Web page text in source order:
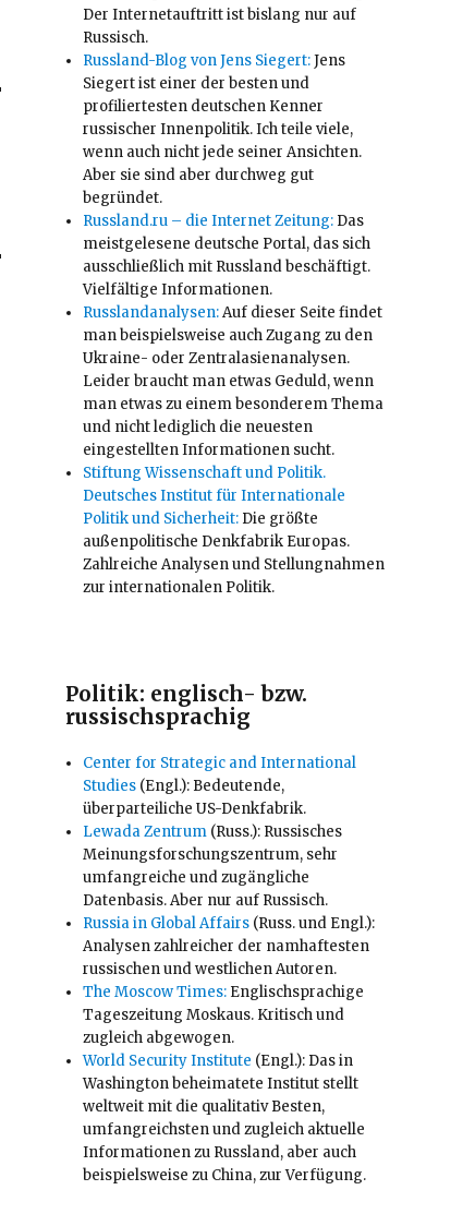
Der Internetauftritt ist bislang nur auf
Russisch.
Russland-Blog von Jens Siegert:Jens
Siegert ist einer der besten und
profiliertesten deutschen Kenner
russischer Innenpolitik. Ich teile viele,
wenn auch nicht jede seiner Ansichten.
Aber sie sind aber durchweg gut
begründet.
Russland.ru – die Internet Zeitung: Das
meistgelesene deutsche Portal, das sich
ausschließlich mit Russland beschäftigt.
Vielfältige Informationen.
Russlandanalysen:Auf dieser Seite findet
man beispielsweise auch Zugang zu den
Ukraine- oder Zentralasienanalysen.
Leider braucht man etwas Geduld, wenn
man etwas zu einem besonderem Thema
und nicht lediglich die neuesten
eingestellten Informationen sucht.
Stiftung Wissenschaft und Politik.
Deutsches Institut für Internationale
Politik und Sicherheit: Die größte
außenpolitische Denkfabrik Europas.
Zahlreiche Analysen und Stellungnahmen
zur internationalen Politik.
Politik: englisch- bzw.
russischsprachig
Center for Strategic and International
Studies (Engl.): Bedeutende,
überparteiliche US-Denkfabrik.
Lewada Zentrum (Russ.): Russisches
Meinungsforschungszentrum, sehr
umfangreiche und zugängliche
Datenbasis. Aber nur auf Russisch.
Russia in Global Affairs (Russ. und Engl.):
Analysen zahlreicher der namhaftesten
russischen und westlichen Autoren.
The Moscow Times: Englischsprachige
Tageszeitung Moskaus. Kritisch und
zugleich abgewogen.
World Security Institute (Engl.): Das in
Washington beheimatete Institut stellt
weltweit mit die qualitativ Besten,
umfangreichsten und zugleich aktuelle
Informationen zu Russland, aber auch
beispielsweise zu China, zur Verfügung.